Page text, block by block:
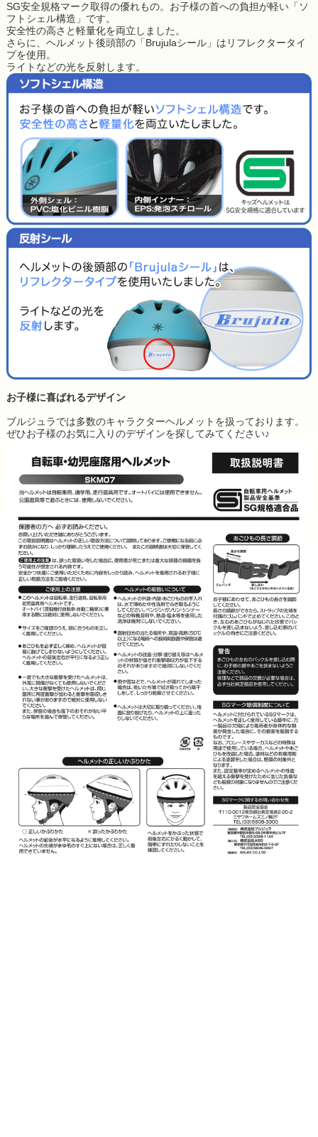
SG安全規格マーク取得の優れもの。お子様の首への負担が軽い「ソ
フトシェル構造」です。
安全性の高さと軽量化を両立しました。
さらに、ヘルメット後頭部の「Brujulaシール」はリフレクタータイ
プを使用。
ライトなどの光を反射します。
お子様に喜ばれるデザイン
ブルジュラでは多数のキャラクターヘルメットを扱っております。
ぜひお子様のお気に入りのデザインを探してみてください♪